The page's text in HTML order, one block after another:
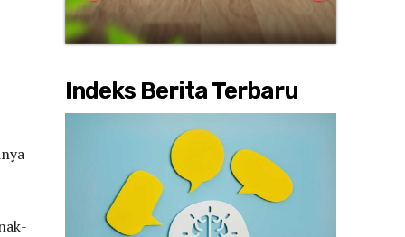
Indeks Berita Terbaru